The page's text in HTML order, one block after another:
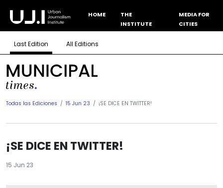
HOME
THE
INSTITUTE
MEDIA FOR
CITIES
Last Edition All Editions
Todas las Ediciones 15 Jun 23 ¡SE DICE EN TWITTER!
¡SE DICE EN TWITTER!
15 Jun 23